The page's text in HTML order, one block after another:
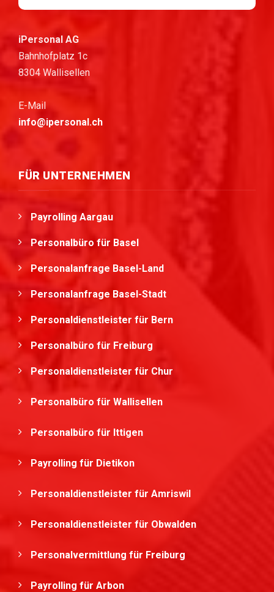
iPersonal AG
Bahnhofplatz 1c
8304 Wallisellen
E-Mail
info@ipersonal.ch
FÜR UNTERNEHMEN
Payrolling Aargau
Personalbüro für Basel
Personalanfrage Basel-Land
Personalanfrage Basel-Stadt
Personaldienstleister für Bern
Personalbüro für Freiburg
Personaldienstleister für Chur
Personalbüro für Wallisellen
Personalbüro für Ittigen
Payrolling für Dietikon
Personaldienstleister für Amriswil
Personaldienstleister für Obwalden
Personalvermittlung für Freiburg
Payrolling für Arbon